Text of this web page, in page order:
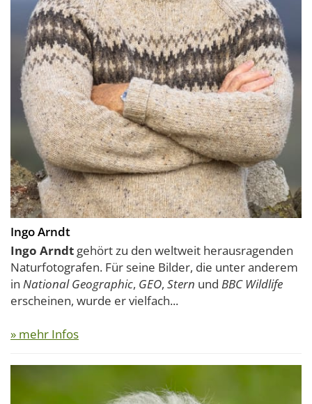
Ingo Arndt
Ingo Arndt gehört zu den weltweit herausragenden
Naturfotografen. Für seine Bilder, die unter anderem
in National Geographic, GEO, Stern und BBC Wildlife
erscheinen, wurde er vielfach...
» mehr Infos